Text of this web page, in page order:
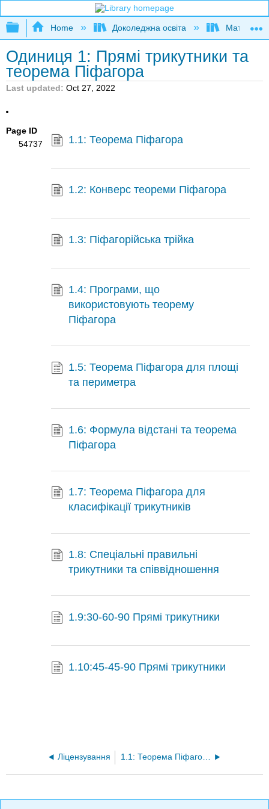
Expand/collapse global hierarchy
Home Доколеджна освіта
Одиниця 1: Прямі трикутники та
теорема Піфагора
Last updated Oct 27, 2022
Page ID
54737
1.1: Теорема Піфагора
1.2: Конверс теореми Піфагора
1.3: Піфагорійська трійка
1.4: Програми, що
використовують теорему
Піфагора
1.5: Теорема Піфагора для площі
та периметра
1.6: Формула відстані та теорема
Піфагора
1.7: Теорема Піфагора для
класифікації трикутників
1.8: Спеціальні правильні
трикутники та співвідношення
1.9:30-60-90 Прямі трикутники
1.10:45-45-90 Прямі трикутники
Ліцензування 1.1: Теорема Піфагора